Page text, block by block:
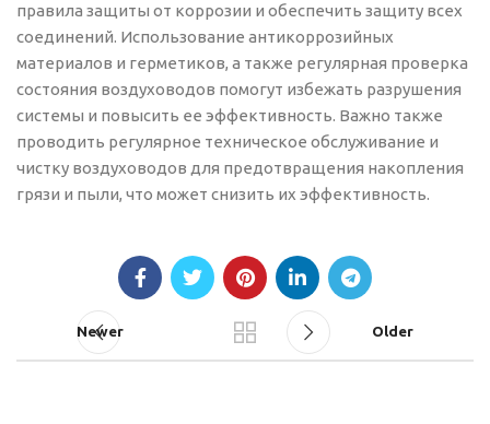
правила защиты от коррозии и обеспечить защиту всех
соединений. Использование антикоррозийных
материалов и герметиков, а также регулярная проверка
состояния воздуховодов помогут избежать разрушения
системы и повысить ее эффективность. Важно также
проводить регулярное техническое обслуживание и
чистку воздуховодов для предотвращения накопления
грязи и пыли, что может снизить их эффективность.
Newer Older